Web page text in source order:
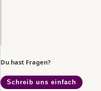
Du hast Fragen?
Schreib uns einfach